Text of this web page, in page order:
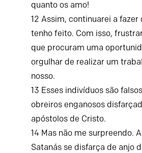
quanto os amo!
12 Assim, continuarei a fazer
tenho feito. Com isso,
que procuram uma
orgulhar de realizar um
nosso.
13 Esses indivíduos são
obreiros enganosos
apóstolos de Cristo.
14 Mas não me surpreendo.
Satanás se disfarça de anjo